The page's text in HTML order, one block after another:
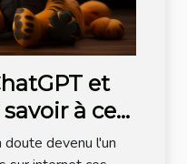
et
à ce
doute devenu l'un